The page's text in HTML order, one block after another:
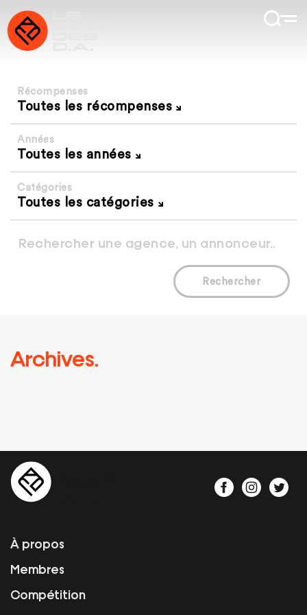
Récompenses
Toutes les récompenses
Années
Toutes les années
Catégories
Toutes les catégories
Rechercher
Archives.
À propos
Membres
Compétition